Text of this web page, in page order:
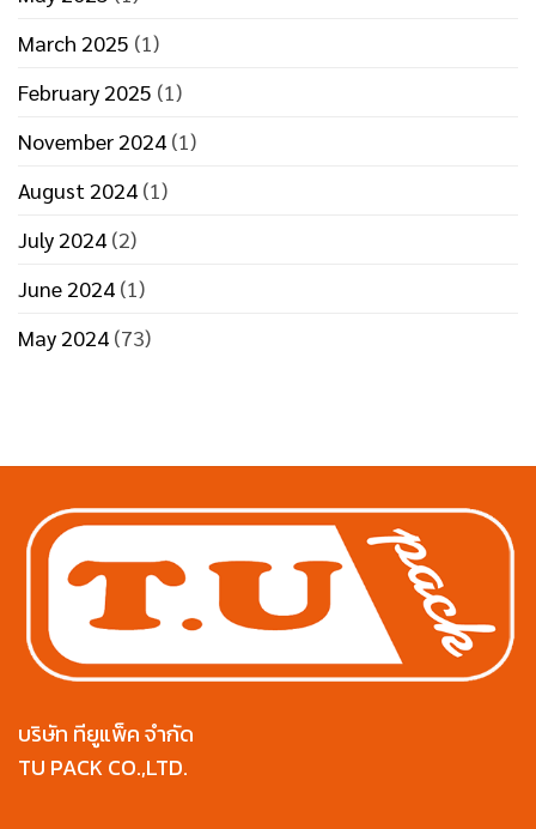
March 2025 (1)
February 2025 (1)
November 2024 (1)
August 2024 (1)
July 2024 (2)
June 2024 (1)
May 2024 (73)
บริษัท ทียูแพ็ค จำกัด
TU PACK CO.,LTD.